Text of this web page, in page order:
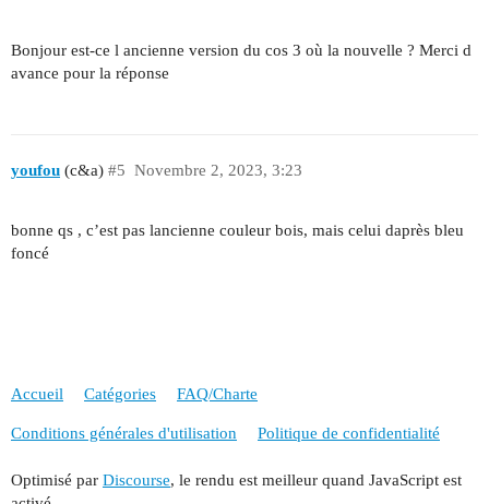
Bonjour est-ce l ancienne version du cos 3 où la nouvelle ? Merci d
avance pour la réponse
youfou (c&a) Novembre 2, 2023, 3:23
#5
bonne qs , c’est pas lancienne couleur bois, mais celui daprès bleu
foncé
Accueil Catégories FAQ/Charte
Conditions générales d'utilisation Politique de confidentialité
Optimisé par Discourse, le rendu est meilleur quand JavaScript est